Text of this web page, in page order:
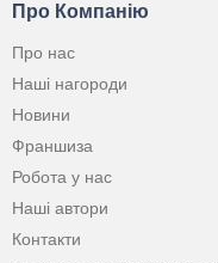
Про Компанію
Про нас
Наші нагороди
Новини
Франшиза
Робота у нас
Наші автори
Контакти